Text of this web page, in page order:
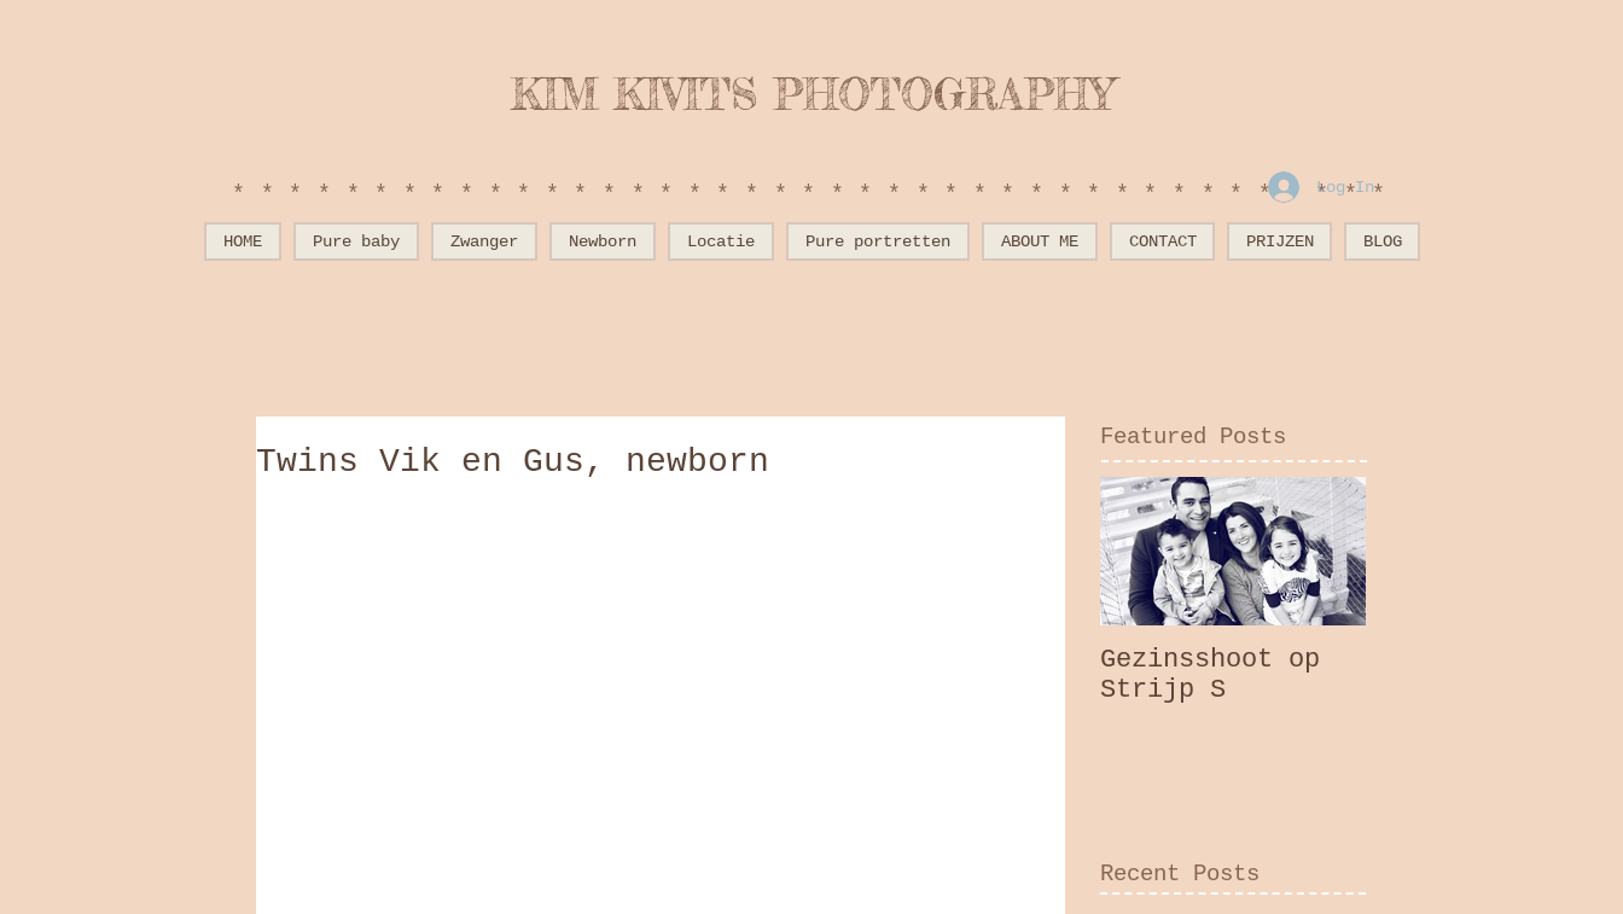
KIM KIVITS PHOTOGRAPHY
*****************************************
Log In
HOME Pure baby Zwanger Newborn Locatie Pure portretten ABOUT ME CONTACT PRIJZEN BLOG
Twins Vik en Gus, newborn
Featured Posts
Gezinsshoot op
Strijp S
Recent Posts